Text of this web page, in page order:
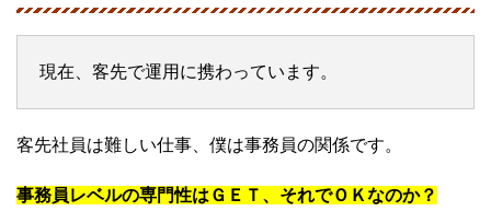
現在、客先で運用に携わっています。
客先社員は難しい仕事、僕は事務員の関係です。
事務員レベルの専門性はＧＥＴ、それでＯＫなのか？